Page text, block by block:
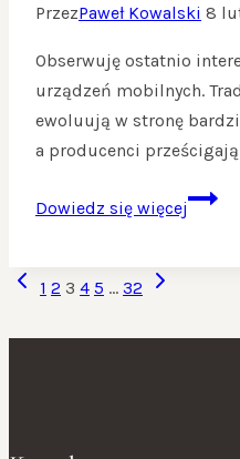
PrzezPaweł Kowalski 8
Obserwuję ostatnio
urządzeń mobilnych.
ewoluują w stronę
a producenci
Dowiedz się więcej
NAWIGACJA
Poprzednia
1 2 3 4 5 … 32
Następna